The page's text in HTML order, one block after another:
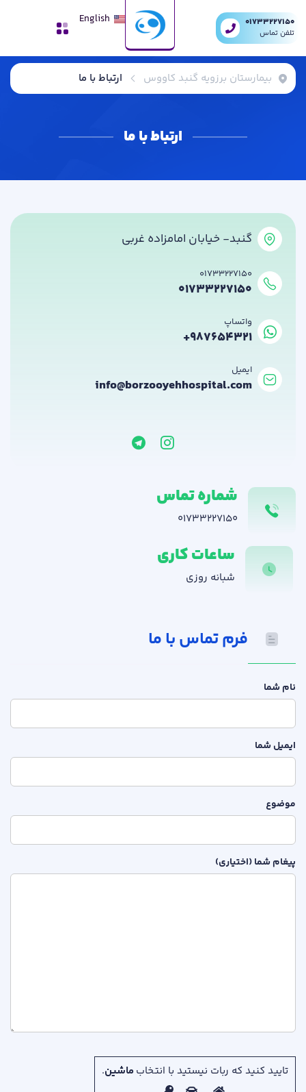
01733227150
تلفن تماس
English
بیمارستان برزویه گنبد کاووس ارتباط با ما
ارتباط با ما
گنبد- خیابان امامزاده غربی
01733227150
01733227150
واتساپ
+987654321
ایمیل
info@borzooyehhospital.com
شماره تماس
01733227150
ساعات کاری
شبانه روزی
فرم تماس با ما
نام شما
ایمیل شما
موضوع
پیغام شما (اختیاری)
تایید کنید که ربات نیستید با انتخابماشین.